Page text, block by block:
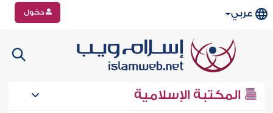
عربي دخول
المكتبة الإسلامية